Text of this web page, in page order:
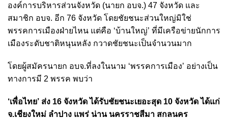
องค์การบริหารส่วนจังหวัด (นายก อบจ.) 47 จังหวัด และ
สมาชิก อบจ. อีก 76 จังหวัด โดยชัยชนะส่วนใหญ่มิใช่
พรรคการเมืองฝ่ายไหน แต่คือ ‘บ้านใหญ่’ ที่มีเครือข่ายนักการ
เมืองระดับชาติหนุนหลัง กวาดชัยชนะเป็นจำนวนมาก
โดยผู้สมัครนายก อบจ.ที่ลงในนาม ‘พรรคการเมือง’ อย่างเป็น
ทางการมี 2 พรรค พบว่า
‘เพื่อไทย’ ส่ง 16 จังหวัด ได้รับชัยชนะเยอะสุด 10 จังหวัด ได้แก่
จ.เชียงใหม่ ลำปาง แพร่ น่าน นครราชสีมา สกลนคร